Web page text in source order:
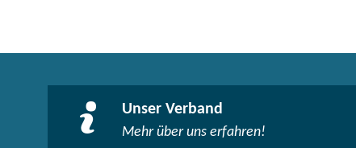
Unser Verband
Mehr über uns erfahren!